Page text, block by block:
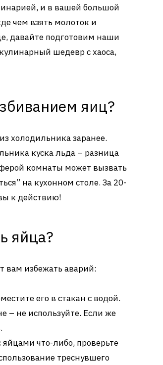
и в вашей большой
чем взять молоток и
давайте подготовим наши
шедевр с хаоса,
яиц?
холодильника заранее.
куска льда – разница
комнаты может вызвать
на кухонном столе. За 20-
к действию!
яйца?
вам избежать аварий:
его в стакан с водой.
– не используйте. Если же
что-либо, проверьте
треснувшего